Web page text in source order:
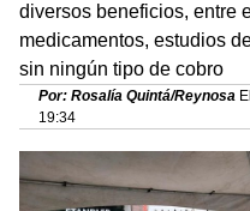
diversos beneficios, entre
medicamentos, estudios
sin ningún tipo de cobro
Por: Rosalía Quintá/Reynosa
19:34